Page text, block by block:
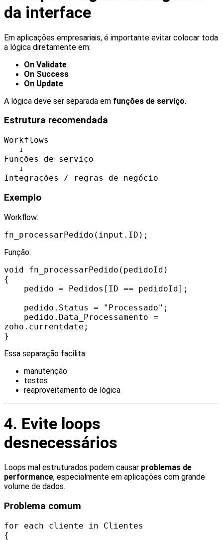
da interface
Em aplicações empresariais, é importante evitar colocar toda
a lógica diretamente em:
On Validate
On Success
On Update
A lógica deve ser separada em funções de serviço.
Estrutura recomendada
Workflows
↓
Funções de serviço
↓
Integrações / regras de negócio
Exemplo
Workflow:
fn_processarPedido(input.ID);
Função:
void fn_processarPedido(pedidoId)
{
pedido = Pedidos[ID == pedidoId];
pedido.Status = "Processado";
pedido.Data_Processamento =
zoho.currentdate;
}
Essa separação facilita:
manutenção
testes
reaproveitamento de lógica
4. Evite loops
desnecessários
Loops mal estruturados podem causar problemas de
performance, especialmente em aplicações com grande
volume de dados.
Problema comum
for each cliente in Clientes
{